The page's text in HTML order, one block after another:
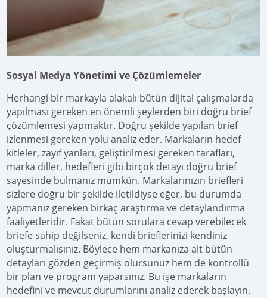
Sosyal Medya Yönetimi ve Çözümlemeler
Herhangi bir markayla alakalı bütün dijital çalışmalarda
yapılması gereken en önemli şeylerden biri doğru brief
çözümlemesi yapmaktır. Doğru şekilde yapılan brief
izlenmesi gereken yolu analiz eder. Markaların hedef
kitleler, zayıf yanları, geliştirilmesi gereken tarafları,
marka diller, hedefleri gibi birçok detayı doğru brief
sayesinde bulmanız mümkün. Markalarınızın briefleri
sizlere doğru bir şekilde iletildiyse eğer, bu durumda
yapmanız gereken birkaç araştırma ve detaylandırma
faaliyetleridir. Fakat bütün sorulara cevap verebilecek
briefe sahip değilseniz, kendi brieflerinizi kendiniz
oluşturmalısınız. Böylece hem markanıza ait bütün
detayları gözden geçirmiş olursunuz hem de kontrollü
bir plan ve program yaparsınız. Bu işe markaların
hedefini ve mevcut durumlarını analiz ederek başlayın.